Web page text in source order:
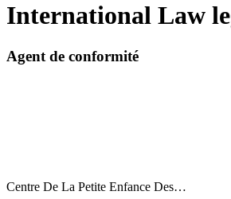
International Law
Agent de conformité
Centre De La Petite Enfance Des…